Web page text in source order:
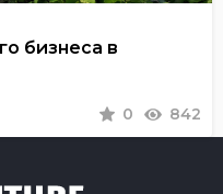
бизнеса в
0 842